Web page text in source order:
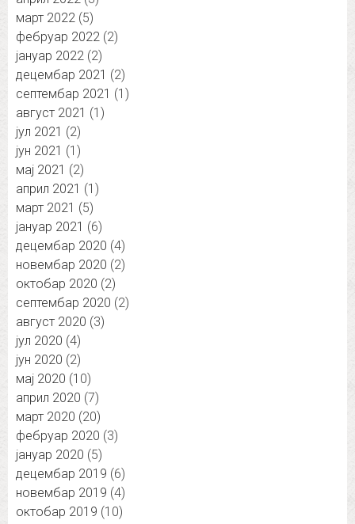
март 2022 (5)
фебруар 2022 (2)
јануар 2022 (2)
децембар 2021 (2)
септембар 2021 (1)
август 2021 (1)
јул 2021 (2)
јун 2021 (1)
мај 2021 (2)
април 2021 (1)
март 2021 (5)
јануар 2021 (6)
децембар 2020 (4)
новембар 2020 (2)
октобар 2020 (2)
септембар 2020 (2)
август 2020 (3)
јул 2020 (4)
јун 2020 (2)
мај 2020 (10)
април 2020 (7)
март 2020 (20)
фебруар 2020 (3)
јануар 2020 (5)
децембар 2019 (6)
новембар 2019 (4)
октобар 2019 (10)